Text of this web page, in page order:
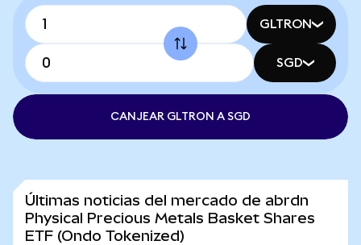
GLTRON
SGD
CANJEAR GLTRON A SGD
Últimas noticias del mercado de abrdn
Physical Precious Metals Basket Shares
ETF (Ondo Tokenized)